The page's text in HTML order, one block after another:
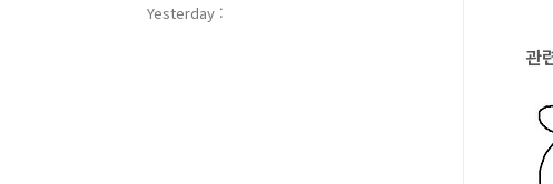
관
Yesterday :